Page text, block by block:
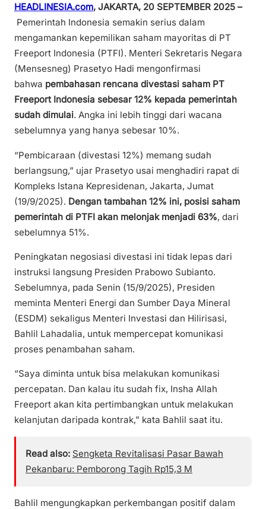
HEADLINESIA.com, JAKARTA, 20 SEPTEMBER 2025 –
Pemerintah Indonesia semakin serius dalam
mengamankan kepemilikan saham mayoritas di PT
Freeport Indonesia (PTFI). Menteri Sekretaris Negara
(Mensesneg) Prasetyo Hadi mengonfirmasi
bahwa pembahasan rencana divestasi saham PT
Freeport Indonesia sebesar 12% kepada pemerintah
sudah dimulai. Angka ini lebih tinggi dari wacana
sebelumnya yang hanya sebesar 10%.
“Pembicaraan (divestasi 12%) memang sudah
berlangsung,” ujar Prasetyo usai menghadiri rapat di
Kompleks Istana Kepresidenan, Jakarta, Jumat
(19/9/2025). Dengan tambahan 12% ini, posisi saham
pemerintah di PTFI akan melonjak menjadi 63%, dari
sebelumnya 51%.
Peningkatan negosiasi divestasi ini tidak lepas dari
instruksi langsung Presiden Prabowo Subianto.
Sebelumnya, pada Senin (15/9/2025), Presiden
meminta Menteri Energi dan Sumber Daya Mineral
(ESDM) sekaligus Menteri Investasi dan Hilirisasi,
Bahlil Lahadalia, untuk mempercepat komunikasi
proses penambahan saham.
“Saya diminta untuk bisa melakukan komunikasi
percepatan. Dan kalau itu sudah fix, Insha Allah
Freeport akan kita pertimbangkan untuk melakukan
kelanjutan daripada kontrak,” kata Bahlil saat itu.
Read also: Sengketa Revitalisasi Pasar Bawah
Pekanbaru: Pemborong Tagih Rp15,3 M
Bahlil mengungkapkan perkembangan positif dalam